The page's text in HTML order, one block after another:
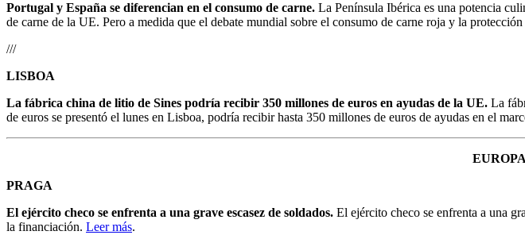
Portugal y España se diferencian en el consumo de carne. La Península Ibérica es una potencia
de carne de la UE. Pero a medida que el debate mundial sobre el consumo de carne roja y la
///
LISBOA
La fábrica china de litio de Sines podría recibir 350 millones de euros en ayudas de la UE. La
de euros se presentó el lunes en Lisboa, podría recibir hasta 350 millones de euros de ayudas en el
PRAGA
El ejército checo se enfrenta a una grave escasez de soldados. El ejército checo se enfrenta a una
la financiación. Leer más.